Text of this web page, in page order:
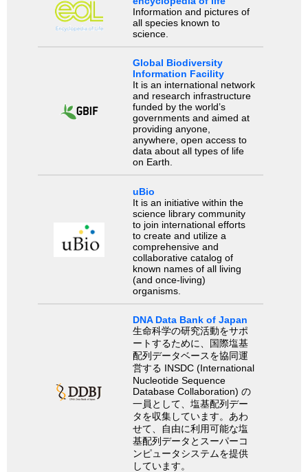
Information and pictures of
all species known to
science.
Global Biodiversity
Information Facility
It is an international network
and research infrastructure
funded by the world’s
governments and aimed at
providing anyone,
anywhere, open access to
data about all types of life
on Earth.
uBio
It is an initiative within the
science library community
to join international efforts
to create and utilize a
comprehensive and
collaborative catalog of
known names of all living
(and once-living)
organisms.
DNA Data Bank of Japan
生命科学の研究活動をサポ
ートするために、国際塩基
配列データベースを協同運
営する INSDC (International
Nucleotide Sequence
Database Collaboration) の
一員として、塩基配列デー
タを収集しています。あわ
せて、自由に利用可能な塩
基配列データとスーパーコ
ンピュータシステムを提供
しています。